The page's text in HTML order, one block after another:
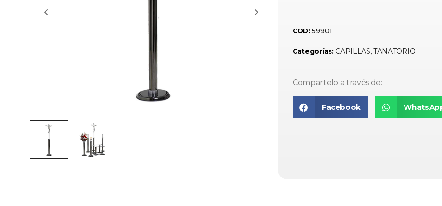
COD:59901
Categorías: CAPILLAS,TANATORIO
Compartelo a través de:
Facebook